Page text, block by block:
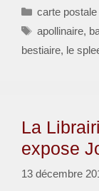
Catégories
carte postale
Étiquettes
apollinaire,
bestiaire, le
La
expose
13 décembre